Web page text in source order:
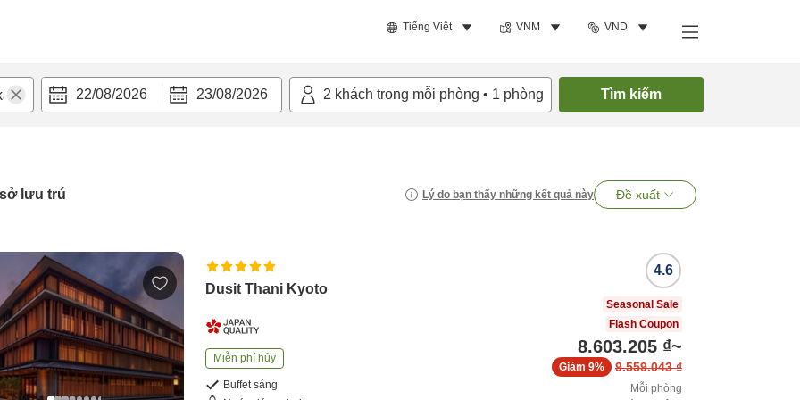
Tiếng Việt VNM VND
22/08/2026 23/08/2026 2 khách trong mỗi phòng • 1 phòng Tìm kiếm
lưu trú Lý do bạn thấy những kết quả này Đề xuất
Dusit Thani Kyoto
Miễn phí hủy
Buffet sáng
4.6
Seasonal Sale
Flash Coupon
8.603.205 ₫~
9.559.043 ₫
Giảm 9%
Mỗi phòng